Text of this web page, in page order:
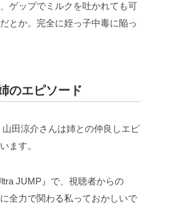
ゲップでミルクを吐かれても可
とか。完全に姪っ子中毒に陥っ
のエピソード
田涼介さんは姉との仲良しエピ
ます。
JUMP』で、視聴者からの
に全力で関わる私っておかしいで